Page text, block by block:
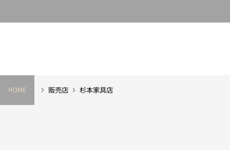
HOME 販売店 杉本家具店